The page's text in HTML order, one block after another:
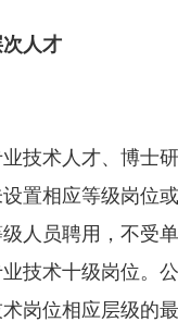
人才
术人才、博士研
置相应等级岗位
人员聘用，不受
技术十级岗位。
岗位相应层级的